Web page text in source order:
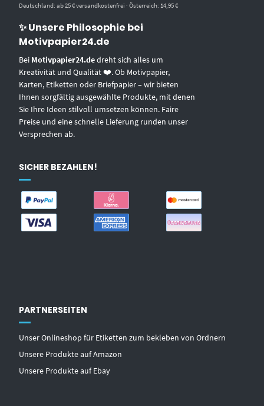
Deutschland: ab 25 € versandkostenfrei · Österreich: 14,95 €
✨ Unsere Philosophie bei
Motivpapier24.de
Bei Motivpapier24.dedreht sich alles um
Kreativität und Qualität ❤️. Ob Motivpapier,
Karten, Etiketten oder Briefpapier – wir bieten
Ihnen sorgfältig ausgewählte Produkte, mit denen
Sie Ihre Ideen stilvoll umsetzen können. Faire
Preise und eine schnelle Lieferung runden unser
Versprechen ab.
SICHER BEZAHLEN!
PARTNERSEITEN
Unser Onlineshop für Etiketten zum bekleben von Ordnern
Unsere Produkte auf Amazon
Unsere Produkte auf Ebay